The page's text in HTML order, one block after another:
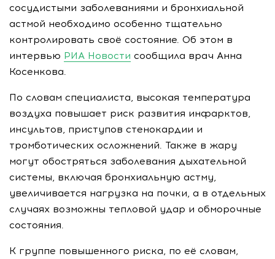
сосудистыми заболеваниями и бронхиальной
астмой необходимо особенно тщательно
контролировать своё состояние. Об этом в
интервью РИА Новости сообщила врач Анна
Косенкова.
По словам специалиста, высокая температура
воздуха повышает риск развития инфарктов,
инсультов, приступов стенокардии и
тромботических осложнений. Также в жару
могут обостряться заболевания дыхательной
системы, включая бронхиальную астму,
увеличивается нагрузка на почки, а в отдельных
случаях возможны тепловой удар и обморочные
состояния.
К группе повышенного риска, по её словам,